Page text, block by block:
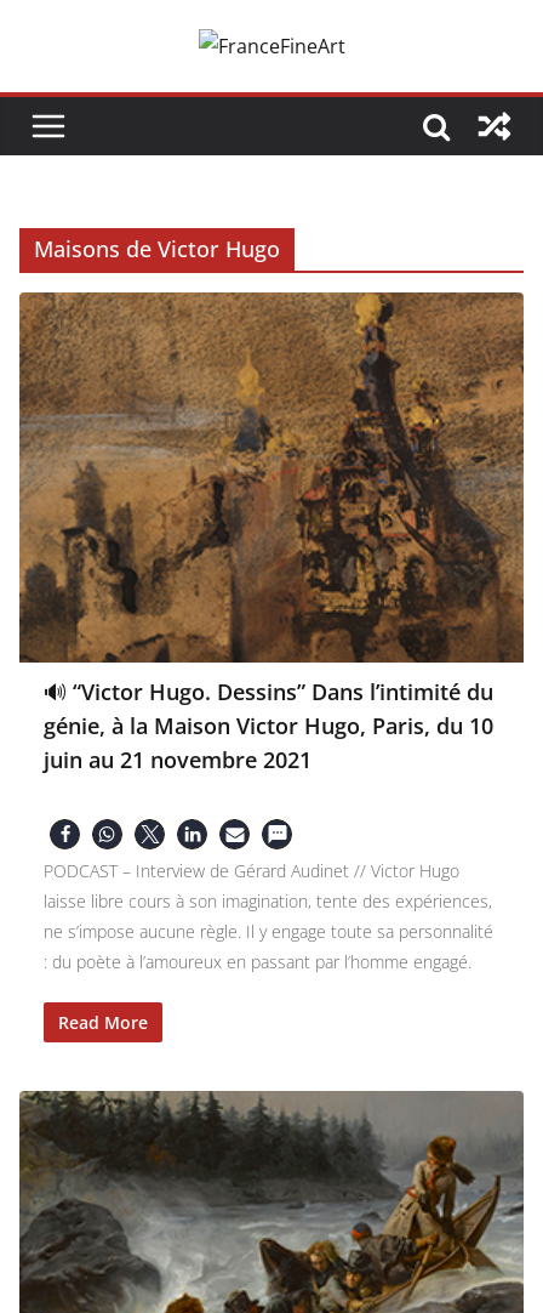
Maisons de Victor Hugo
🔊 “Victor Hugo. Dessins” Dans l’intimité du
génie, à la Maison Victor Hugo, Paris, du 10
juin au 21 novembre 2021
PODCAST – Interview de Gérard Audinet // Victor Hugo
laisse libre cours à son imagination, tente des expériences,
ne s’impose aucune règle. Il y engage toute sa personnalité
: du poète à l’amoureux en passant par l’homme engagé.
Read More